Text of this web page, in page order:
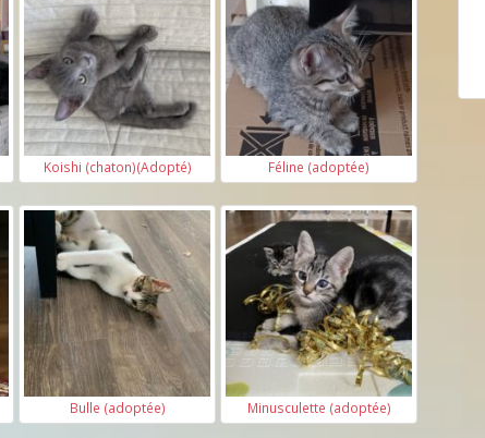
Koishi (chaton)(Adopté) Féline (adoptée)
Bulle (adoptée) Minusculette (adoptée)